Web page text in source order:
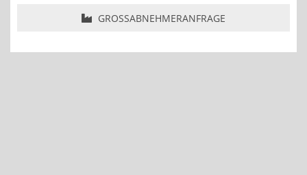
GROSSABNEHMERANFRAGE